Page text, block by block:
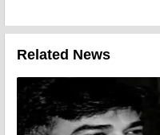
Related News